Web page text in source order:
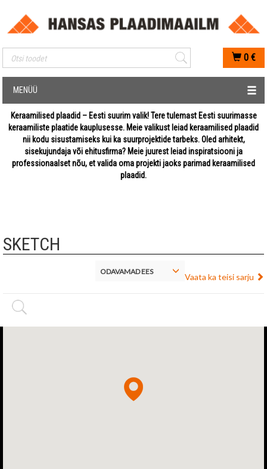
Mobiilis otsimise sisestus
0 €
MENÜÜ
Keraamilised plaadid – Eesti suurim valik! Tere tulemast Eesti suurimasse
keraamiliste plaatide kauplusesse. Meie valikust leiad keraamilised plaadid
nii kodu sisustamiseks kui ka suurprojektide tarbeks. Oled arhitekt,
sisekujundaja või ehitusfirma? Meie juurest leiad inspiratsiooni ja
professionaalset nõu, et valida oma projekti jaoks parimad keraamilised
plaadid.
SKETCH
Vaata ka teisi sarju
ODAVAMAD EES